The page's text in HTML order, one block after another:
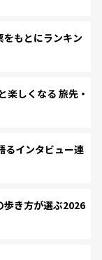
もとにランキン
しくなる 旅先・
るインタビュー連
歩き方が選ぶ2026